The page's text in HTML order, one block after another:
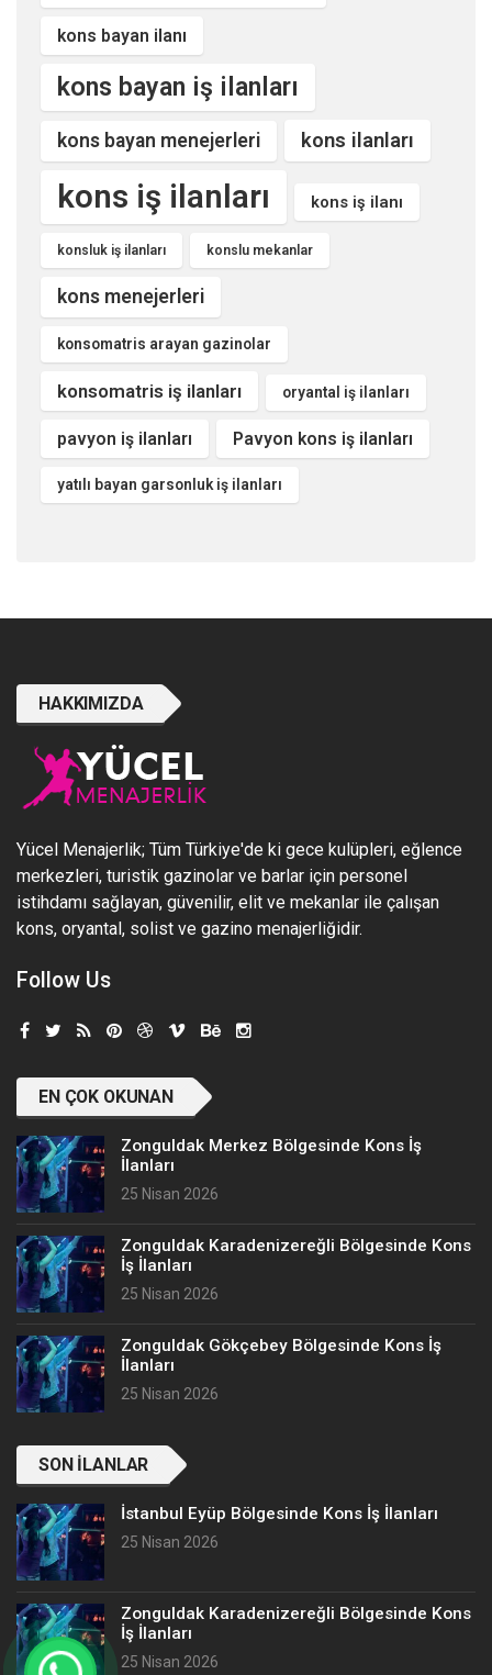
kons bayan ilanı
kons bayan iş ilanları
kons bayan menejerleri kons ilanları
kons iş ilanları kons iş ilanı
konsluk iş ilanları konslu mekanlar
kons menejerleri
konsomatris arayan gazinolar
konsomatris iş ilanları oryantal iş ilanları
pavyon iş ilanları Pavyon kons iş ilanları
yatılı bayan garsonluk iş ilanları
HAKKIMIZDA
Yücel Menajerlik; Tüm Türkiye'de ki gece kulüpleri, eğlence
merkezleri, turistik gazinolar ve barlar için personel
istihdamı sağlayan, güvenilir, elit ve mekanlar ile çalışan
kons, oryantal, solist ve gazino menajerliğidir.
Follow Us
EN ÇOK OKUNAN
Zonguldak Merkez Bölgesinde Kons İş
İlanları
25 Nisan 2026
Zonguldak Karadenizereğli Bölgesinde Kons
İş İlanları
25 Nisan 2026
Zonguldak Gökçebey Bölgesinde Kons İş
İlanları
25 Nisan 2026
SON İLANLAR
İstanbul Eyüp Bölgesinde Kons İş İlanları
25 Nisan 2026
Zonguldak Karadenizereğli Bölgesinde Kons
İş İlanları
25 Nisan 2026